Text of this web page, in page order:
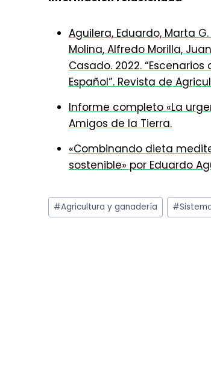
Aguilera, Eduardo, Marta
Molina, Alfredo Morilla,
Casado. 2022.
Español”. Revista de
Informe completo «La
Amigos de la Tierra.
«Combinando dieta
sostenible» por Eduardo
Etiquetas
de
#Agricultura y ganadería #